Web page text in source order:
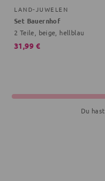
LAND-JUWELEN
Set Bauernhof
2 Teile, beige, hellblau
31,99 €
Du hast